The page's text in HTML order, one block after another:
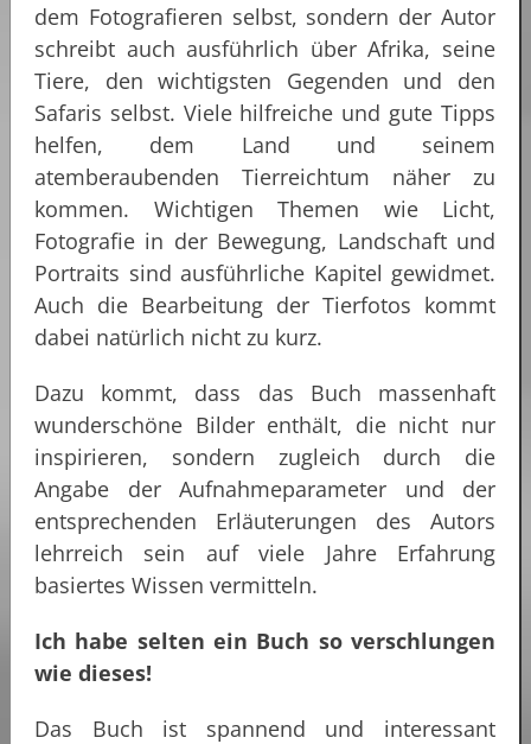
dem Fotografieren selbst, sondern der Autor
schreibt auch ausführlich über Afrika, seine
Tiere, den wichtigsten Gegenden und den
Safaris selbst. Viele hilfreiche und gute Tipps
helfen, dem Land und seinem
atemberaubenden Tierreichtum näher zu
kommen. Wichtigen Themen wie Licht,
Fotografie in der Bewegung, Landschaft und
Portraits sind ausführliche Kapitel gewidmet.
Auch die Bearbeitung der Tierfotos kommt
dabei natürlich nicht zu kurz.
Dazu kommt, dass das Buch massenhaft
wunderschöne Bilder enthält, die nicht nur
inspirieren, sondern zugleich durch die
Angabe der Aufnahmeparameter und der
entsprechenden Erläuterungen des Autors
lehrreich sein auf viele Jahre Erfahrung
basiertes Wissen vermitteln.
Ich habe selten ein Buch so verschlungen
wie dieses!
Das Buch ist spannend und interessant